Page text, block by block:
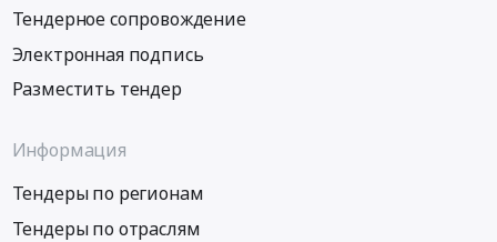
Тендерное сопровождение
Электронная подпись
Разместить тендер
Информация
Тендеры по регионам
Тендеры по отраслям